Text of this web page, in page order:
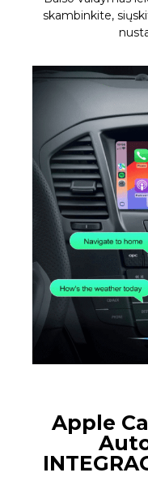
skambinkite,
Apple